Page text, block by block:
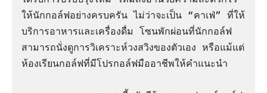
ให้นักกอล์ฟอย่างครบครัน ไม่ว่าจะเป็น “คาเฟ่” ที่ให้
บริการอาหารและเครื่องดื่ม โซนพักผ่อนที่นักกอล์ฟ
สามารถนั่งดูการวิเคราะห์วงสวิงของตัวเอง หรือแม้แต่
ห้องเรียนกอล์ฟที่มีโปรกอล์ฟมืออาชีพให้คำแนะนำ